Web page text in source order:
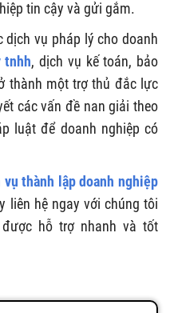
tin cậy và gửi gắm.
dịch vụ pháp lý cho doanh
tnhh, dịch vụ kế toán, bảo
thành một trợ thủ đắc lực
các vấn đề nan giải theo
luật để doanh nghiệp có
vụ thành lập doanh nghiệp
liên hệ ngay với chúng tôi
hỗ trợ nhanh và tốt